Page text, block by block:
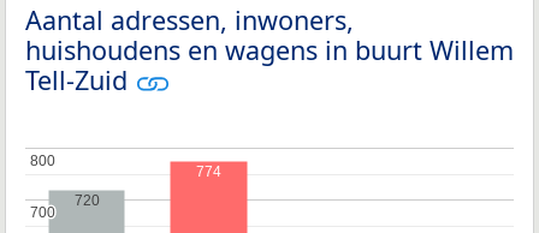
Aantal adressen, inwoners,
huishoudens en wagens in buurt Willem
Tell-Zuid
700
700
800
800
720
774